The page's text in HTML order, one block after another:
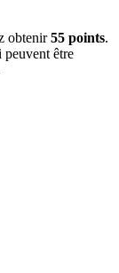
obtenir55 points.
peuvent être